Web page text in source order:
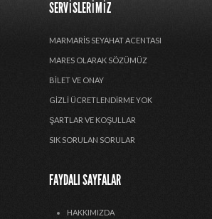
SERVISLERIMIZ
MARMARIS SEYAHAT ACENTASI
MARES OLARAK SÖZÜMÜZ
BILET VE ONAY
GIZLI ÜCRETLENDIRME YOK
ŞARTLAR VE KOŞULLAR
SIK SORULAN SORULAR
FAYDALI SAYFALAR
HAKKIMIZDA